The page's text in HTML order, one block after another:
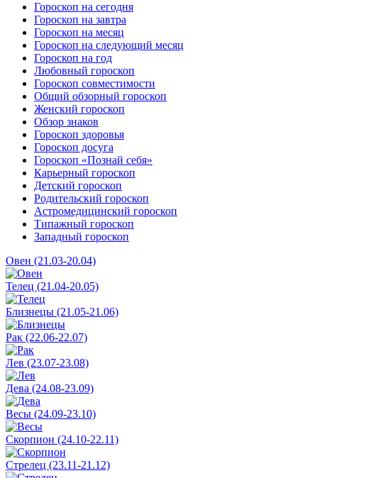
Гороскоп на сегодня
Гороскоп на завтра
Гороскоп на месяц
Гороскоп на следующий месяц
Гороскоп на год
Любовный гороскоп
Гороскоп совместимости
Общий обзорный гороскоп
Женский гороскоп
Обзор знаков
Гороскоп здоровья
Гороскоп досуга
Гороскоп «Познай себя»
Карьерный гороскоп
Детский гороскоп
Родительский гороскоп
Астромедицинский гороскоп
Типажный гороскоп
Западный гороскоп
Овен (21.03-20.04)
Телец (21.04-20.05)
Близнецы (21.05-21.06)
Рак (22.06-22.07)
Лев (23.07-23.08)
Дева (24.08-23.09)
Весы (24.09-23.10)
Скорпион (24.10-22.11)
Стрелец (23.11-21.12)